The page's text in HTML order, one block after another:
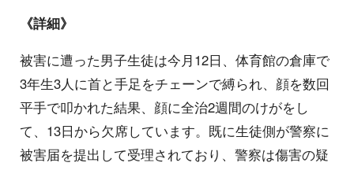
《詳細》
被害に遭った男子生徒は今月12日、体育館の倉庫で
3年生3人に首と手足をチェーンで縛られ、顔を数回
平手で叩かれた結果、顔に全治2週間のけがをし
て、13日から欠席しています。既に生徒側が警察に
被害届を提出して受理されており、警察は傷害の疑